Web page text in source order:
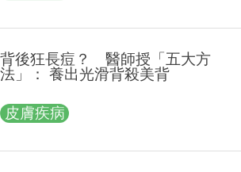
背後狂長痘？ 醫師授「五大方
法」： 養出光滑背殺美背
皮膚疾病